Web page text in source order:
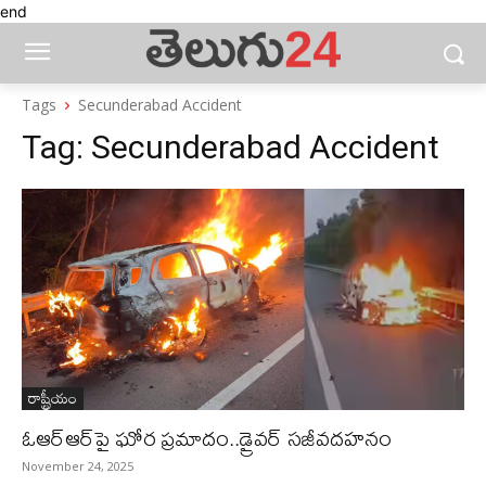
end
Tags Secunderabad Accident
Tag: Secunderabad Accident
రాష్ట్రీయం
ఓఆర్‌ఆర్‌పై ఘోర ప్రమాదం..డ్రైవర్ సజీవదహనం
November 24, 2025